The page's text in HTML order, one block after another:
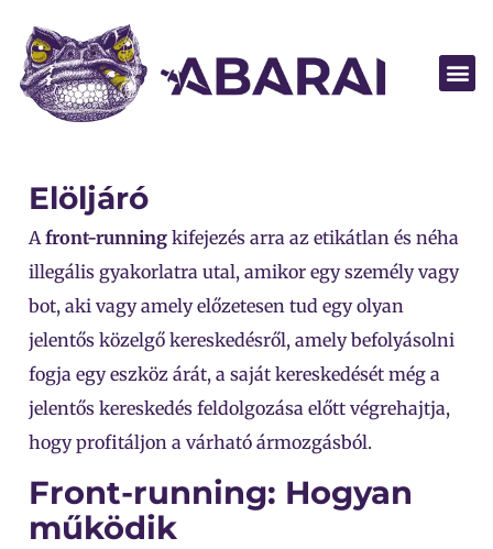
Elöljáró
A front-running kifejezés arra az etikátlan és néha
illegális gyakorlatra utal, amikor egy személy vagy
bot, aki vagy amely előzetesen tud egy olyan
jelentős közelgő kereskedésről, amely befolyásolni
fogja egy eszköz árát, a saját kereskedését még a
jelentős kereskedés feldolgozása előtt végrehajtja,
hogy profitáljon a várható ármozgásból.
Front-running: Hogyan
működik